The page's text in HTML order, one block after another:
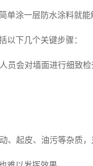
单涂一层防水涂料就能
以下几个关键步骤：
员会对墙面进行细致
、起皮、油污等杂质